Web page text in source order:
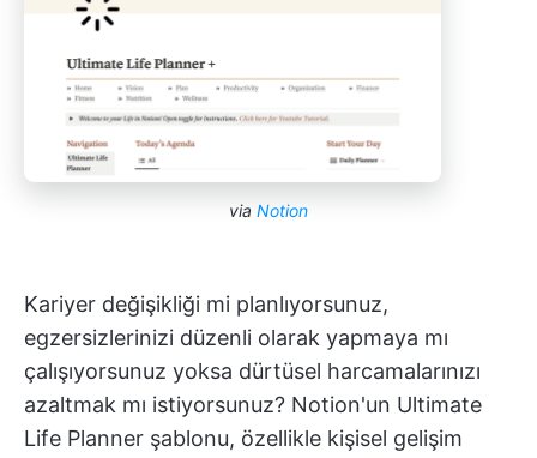
via Notion
Kariyer değişikliği mi planlıyorsunuz,
egzersizlerinizi düzenli olarak yapmaya mı
çalışıyorsunuz yoksa dürtüsel harcamalarınızı
azaltmak mı istiyorsunuz? Notion'un Ultimate
Life Planner şablonu, özellikle kişisel gelişim